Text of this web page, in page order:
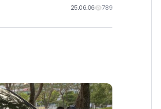
25.06.06 789